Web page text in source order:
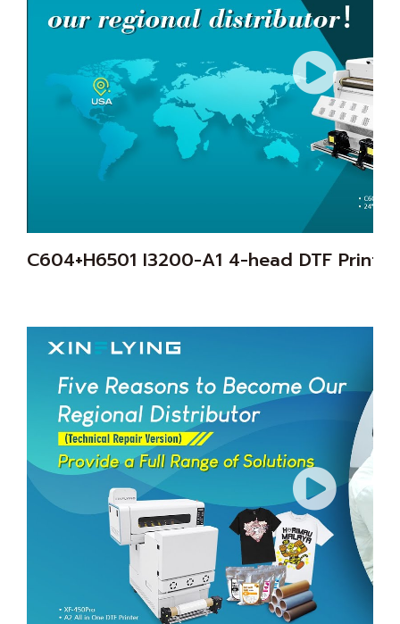
C604+H6501 I3200-A1 4-head DTF Printer